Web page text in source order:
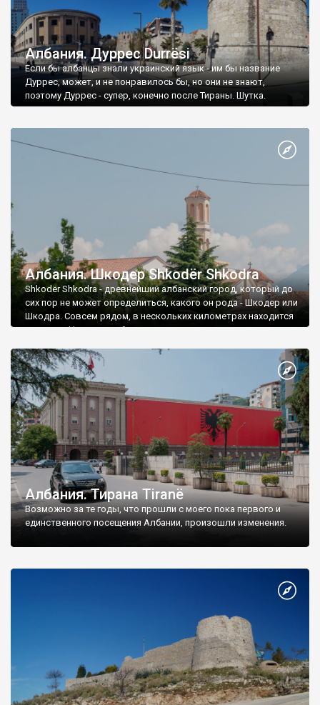
Албания. Дуррес Durrësi
Если бы албанцы знали украинский язык - им бы название
Дуррес, может, и не понравилось бы, но они не знают,
поэтому Дуррес - супер, конечно после Тираны. Шутка.
Албания. Шкодер Shkodër Shkodra
Shkodër Shkodra - древнейший албанский город, который до
сих пор не может определиться, какого он рода - Шкодер или
Шкодра. Совсем рядом, в нескольких километрах находится
граница с Черногорией.
Албания. Тирана Tiranë
Возможно за те годы, что прошли с моего пока первого и
единственного посещения Албании, произошли изменения.